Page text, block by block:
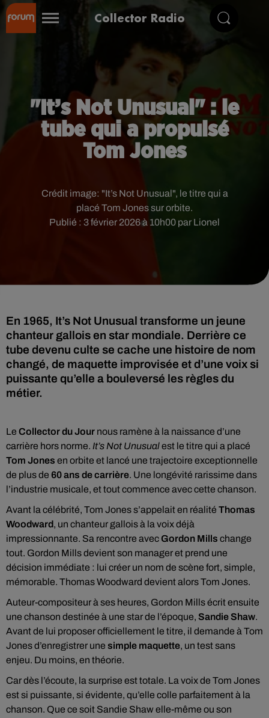
Collector Radio
"It’s Not Unusual" : le
tube qui a propulsé
Tom Jones
Publié : 3 février 2026 à 10h00 par Lionel
Crédit image: "It’s Not Unusual", le titre qui a
placé Tom Jones sur orbite.
En 1965, It’s Not Unusual transforme un jeune
chanteur gallois en star mondiale. Derrière ce
tube devenu culte se cache une histoire de nom
changé, de maquette improvisée et d’une voix si
puissante qu’elle a bouleversé les règles du
métier.
Le Collector du Jour nous ramène à la naissance d’une
carrière hors norme. It’s Not Unusualest le titre qui a placé
Tom Jones en orbite et lancé une trajectoire exceptionnelle
de plus de 60 ans de carrière. Une longévité rarissime dans
l’industrie musicale, et tout commence avec cette chanson.
Avant la célébrité, Tom Jones s’appelait en réalité Thomas
Woodward, un chanteur gallois à la voix déjà
impressionnante. Sa rencontre avec Gordon Mills change
tout. Gordon Mills devient son manager et prend une
décision immédiate : lui créer un nom de scène fort, simple,
mémorable. Thomas Woodward devient alors Tom Jones.
Auteur-compositeur à ses heures, Gordon Mills écrit ensuite
une chanson destinée à une star de l’époque, Sandie Shaw.
Avant de lui proposer officiellement le titre, il demande à Tom
Jones d’enregistrer une simple maquette, un test sans
enjeu. Du moins, en théorie.
Car dès l’écoute, la surprise est totale. La voix de Tom Jones
est si puissante, si évidente, qu’elle colle parfaitement à la
chanson. Que ce soit Sandie Shaw elle-même ou son